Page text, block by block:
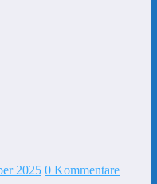
2025 0 Kommentare